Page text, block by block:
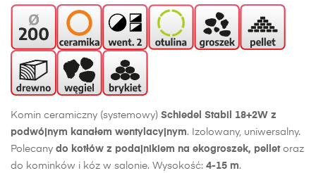
Komin ceramiczny (systemowy) Schiedel Stabil 18+2W z
podwójnym kanałem wentylacyjnym. Izolowany, uniwersalny.
Polecany do kotłów z podajnikiem na ekogroszek, pelletoraz
do kominków i kóz w salonie. Wysokość: 4-15 m.